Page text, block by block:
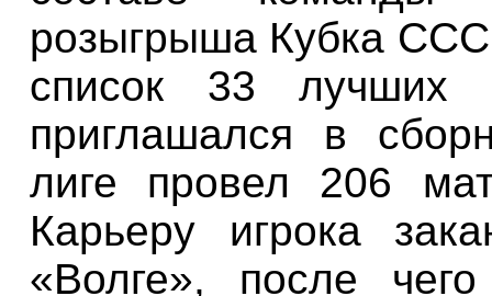
розыгрыша Кубка
список 33 лучших
приглашался в
лиге провел 206
Карьеру игрока
«Волге», после